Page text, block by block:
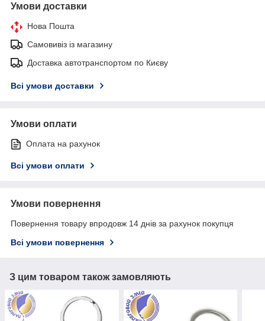
Умови доставки
Нова Пошта
Самовивіз із магазину
Доставка автотранспортом по Києву
Всі умови доставки
Умови оплати
Оплата на рахунок
Всі умови оплати
Умови повернення
Повернення товару впродовж 14 днів за рахунок покупця
Всі умови повернення
З цим товаром також замовляють